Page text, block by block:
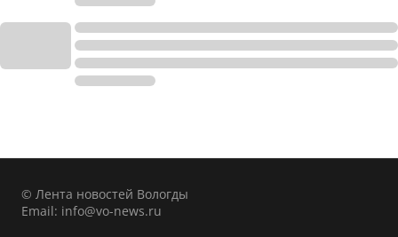
© Лента новостей Вологды
Email: info@vo-news.ru